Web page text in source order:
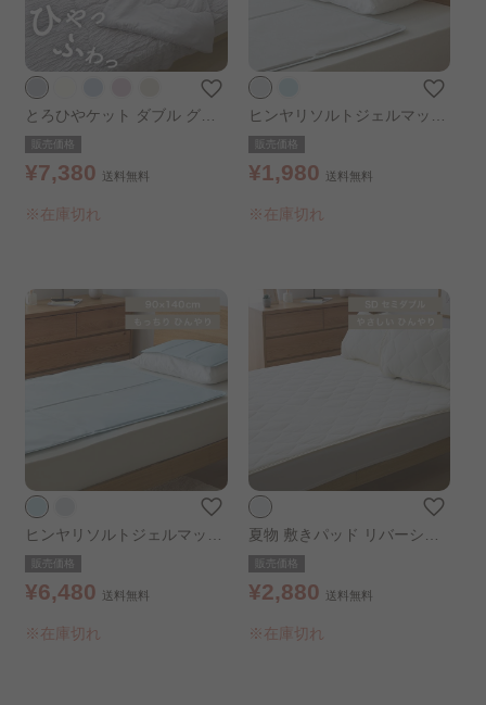
とろひやケット ダブル グレ
ー販売価格
¥7,380 送料無料
※在庫切れ
ヒンヤリソルトジェルマット
56×31cm ライトグレー
販売価格
¥1,980 送料無料
※在庫切れ
ヒンヤリソルトジェルマット
90×140cm アイスブルー
販売価格
¥6,480 送料無料
※在庫切れ
夏物 敷きパッド リバーシブ
ル冷感＆吸水敷パッド セミダ
ブル ホワイト
販売価格
¥2,880 送料無料
※在庫切れ